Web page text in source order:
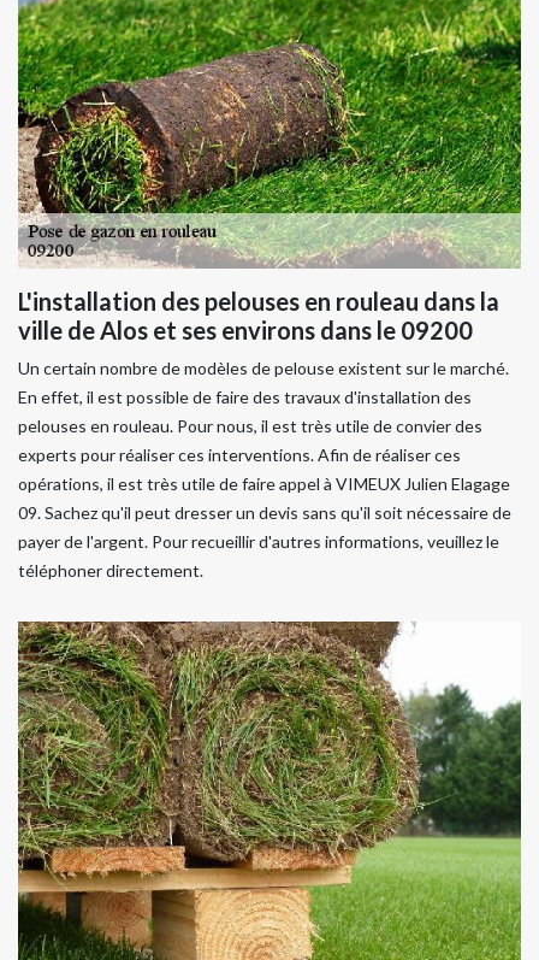
L'installation des pelouses en rouleau dans la
ville de Alos et ses environs dans le 09200
Un certain nombre de modèles de pelouse existent sur le marché.
En effet, il est possible de faire des travaux d'installation des
pelouses en rouleau. Pour nous, il est très utile de convier des
experts pour réaliser ces interventions. Afin de réaliser ces
opérations, il est très utile de faire appel à VIMEUX Julien Elagage
09. Sachez qu'il peut dresser un devis sans qu'il soit nécessaire de
payer de l'argent. Pour recueillir d'autres informations, veuillez le
téléphoner directement.